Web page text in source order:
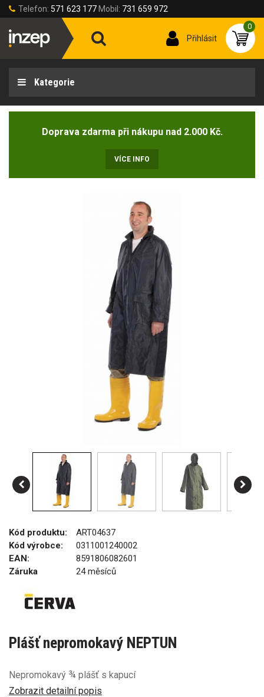
Telefon: 571 623 177 Mobil: 731 659 972
Přihlásit
0
Kategorie
Doprava zdarma při nákupu nad 2.000 Kč.
VÍCE INFO
Kód produktu:
ART04637
Kód výrobce:
0311001240002
EAN:
8591806082601
Záruka
24 měsíců
Plášť nepromokavý NEPTUN
Nepromokavý ¾ plášť s kapucí
Zobrazit detailní popis